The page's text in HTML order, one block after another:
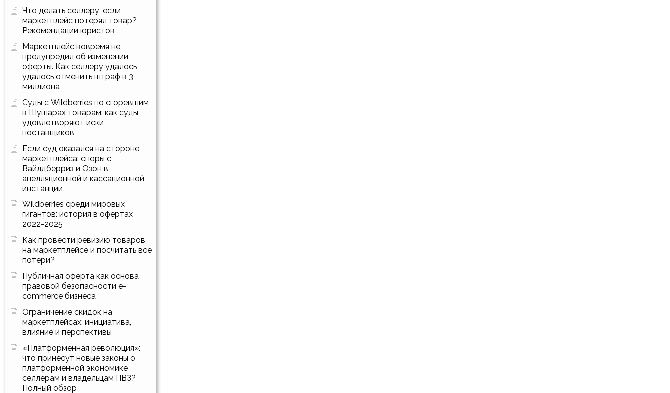
Что делать селлеру, если
маркетплейс потерял товар?
Рекомендации юристов
Маркетплейс вовремя не
предупредил об изменении
оферты. Как селлеру удалось
удалось отменить штраф в 3
миллиона
Суды с Wildberries по сгоревшим
в Шушарах товарам: как суды
удовлетворяют иски
поставщиков
Если суд оказался на стороне
маркетплейса: споры с
Вайлдберриз и Озон в
апелляционной и кассационной
инстанции
Wildberries среди мировых
гигантов: история в офертах
2022-2025
Как провести ревизию товаров
на маркетплейсе и посчитать все
потери?
Публичная оферта как основа
правовой безопасности e-
commerce бизнеса
Ограничение скидок на
маркетплейсах: инициатива,
влияние и перспективы
«Платформенная революция»:
что принесут новые законы о
платформенной экономике
селлерам и владельцам ПВЗ?
Полный обзор